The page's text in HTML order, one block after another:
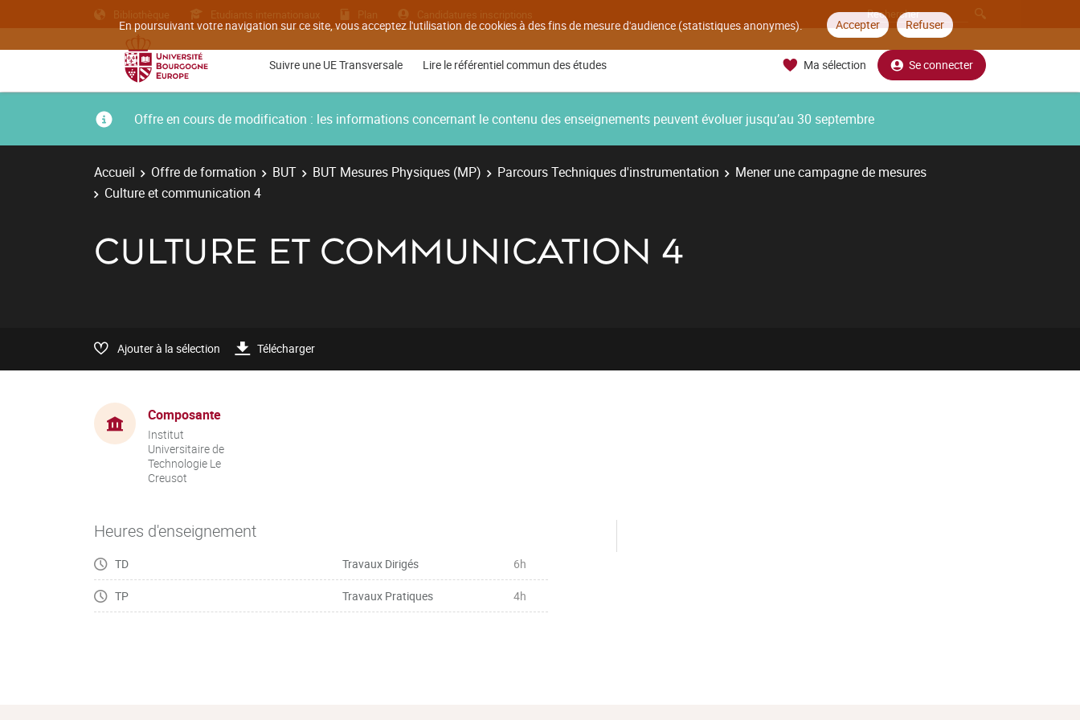
En poursuivant votre navigation sur ce site, vous acceptez l'utilisation de cookies à des fins de mesure d'audience (statistiques anonymes). Accepter Refuser
Bibliothèque Etudiants internationaux Plan Candidatures inscriptions
Suivre une UE Transversale Lire le référentiel commun des études Ma sélection Se connecter
Offre en cours de modification : les informations concernant le contenu des enseignements peuvent évoluer jusqu’au 30 septembre
Accueil Offre de formation BUT BUT Mesures Physiques (MP) Parcours Techniques d'instrumentation
Mener une campagne de mesures
Culture et communication 4
CULTURE ET COMMUNICATION 4
Ajouter à la sélection Télécharger
Composante
Institut
Universitaire de
Technologie Le
Creusot
Heures d'enseignement
TD Travaux Dirigés 6h
TP Travaux Pratiques 4h